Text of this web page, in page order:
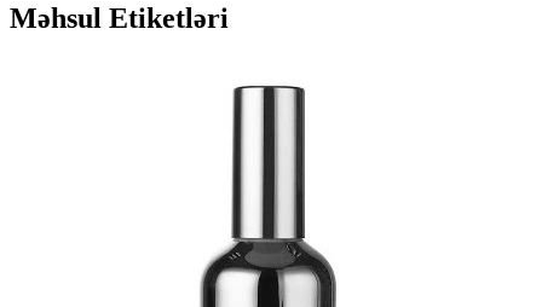
Məhsul Etiketləri